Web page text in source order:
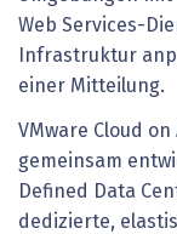
Web Services-
Infrastruktur
einer Mitteilung.
VMware Cloud
gemeinsam
Defined Data
dedizierte,